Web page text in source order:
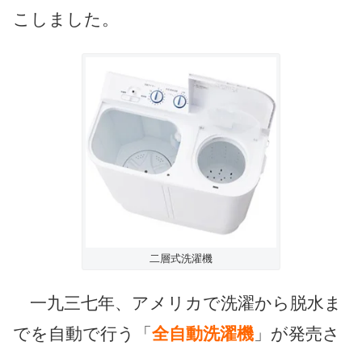
こしました。
二層式洗濯機
一九三七年、アメリカで洗濯から脱水ま
でを自動で行う「 全自動洗濯機 」が発売さ